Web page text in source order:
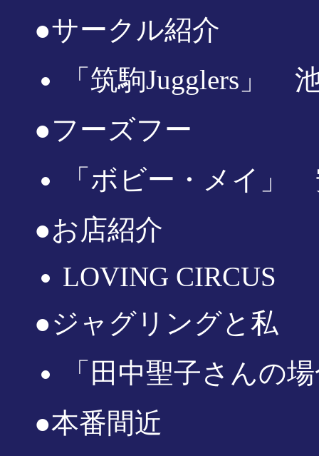
●サークル紹介
「筑駒Jugglers」
●フーズフー
「ボビー・メイ」
●お店紹介
LOVING CIRCUS
●ジャグリングと私
「田中聖子さんの
●本番間近